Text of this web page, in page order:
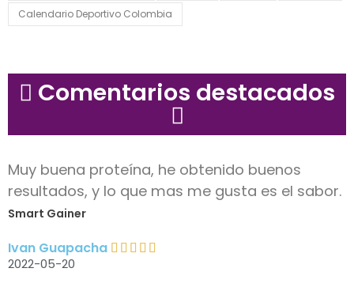
Calendario Deportivo Colombia
Comentarios destacados
Muy buena proteína, he obtenido buenos
resultados, y lo que mas me gusta es el sabor.
Smart Gainer
Ivan Guapacha
2022-05-20